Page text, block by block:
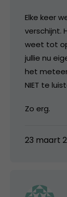
Elke keer
verschijnt.
weet tot
jullie nu
het
NIET te
Zo erg.
23 maart